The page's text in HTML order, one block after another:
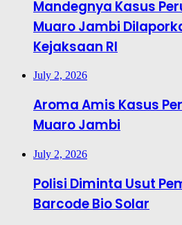
Mandegnya Kasus
Muaro Jambi
Kejaksaan RI
July 2, 2026
Aroma Amis Kasus
Muaro Jambi
July 2, 2026
Polisi Diminta Usut
Barcode Bio Solar